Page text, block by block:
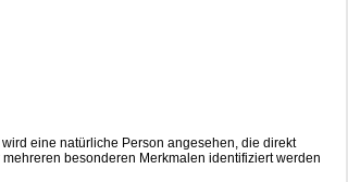
eine natürliche Person angesehen, die direkt
besonderen Merkmalen identifiziert werden